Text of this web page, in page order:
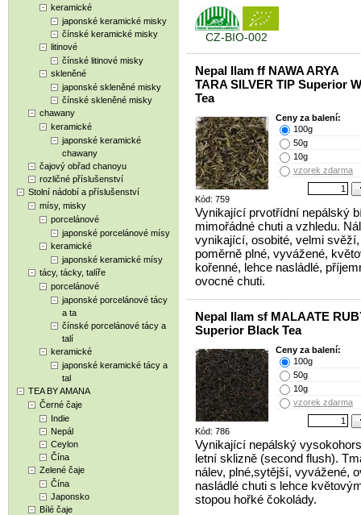
keramické
japonské keramické misky
čínské keramické misky
litinové
čínské litinové misky
skleněné
japonské skleněné misky
čínské skleněné misky
chawany
keramické
japonské keramické
chawany
čajový obřad chanoyu
rozličné příslušenství
Stolní nádobí a příslušenství
mísy, misky
porcelánové
japonské porcelánové mísy
keramické
japonské keramické mísy
tácy, tácky, talíře
porcelánové
japonské porcelánové tácy
a ta
čínské porcelánové tácy a
talí
keramické
japonské keramické tácy a
tal
TEA BY AMANA
Černé čaje
Indie
Nepál
Ceylon
Čína
Zelené čaje
Čína
Japonsko
Bílé čaje
CZ-BIO-002
Nepal Ilam ff NAWA ARYA
TARA SILVER TIP Superior
Tea
Kód: 759
Ceny za balení:
100g
50g
10g
vzorek zdarma
Vynikající prvotřídní nepálský
mimořádné chuti a vzhledu.
vynikající, osobité, velmi svěží,
poměrně plné, vyvážené,
kořenné, lehce nasládlé,
ovocné chuti.
Nepal Ilam sf MALAATE
Superior Black Tea
Kód: 786
Ceny za balení:
100g
50g
10g
vzorek zdarma
Vynikající nepálský
letní sklizně (second flush).
nálev, plné,sytější, vyvážené,
nasládlé chuti s lehce
stopou hořké čokolády.